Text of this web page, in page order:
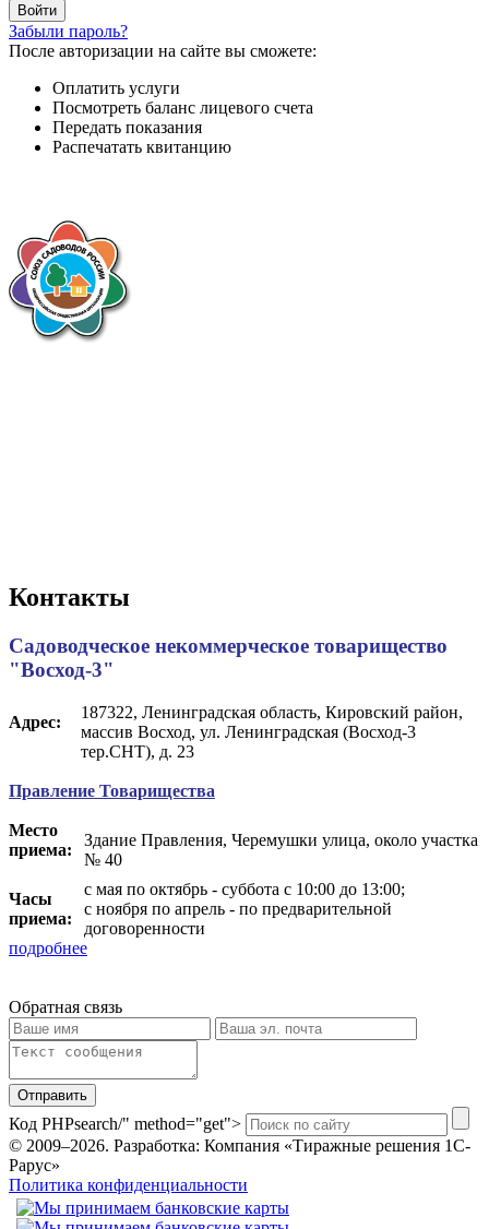
Забыли пароль?
После авторизации на сайте вы сможете:
Оплатить услуги
Посмотреть баланс лицевого счета
Передать показания
Распечатать квитанцию
Контакты
Садоводческое некоммерческое товарищество
"Восход-3"
Адрес:
187322, Ленинградская область, Кировский район,
массив Восход, ул. Ленинградская (Восход-3
тер.СНТ), д. 23
Правление Товарищества
Место
приема:
Здание Правления, Черемушки улица, около участка
№ 40
Часы
приема:
с мая по октябрь - суббота с 10:00 до 13:00;
с ноября по апрель - по предварительной
договоренности
подробнее
Обратная связь
Отправить
Код PHPsearch/" method="get">
© 2009–2026. Разработка: Компания «Тиражные решения 1С-
Рарус»
Политика конфиденциальности